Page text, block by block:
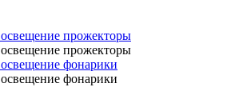
прожекторы
прожекторы
фонарики
фонарики